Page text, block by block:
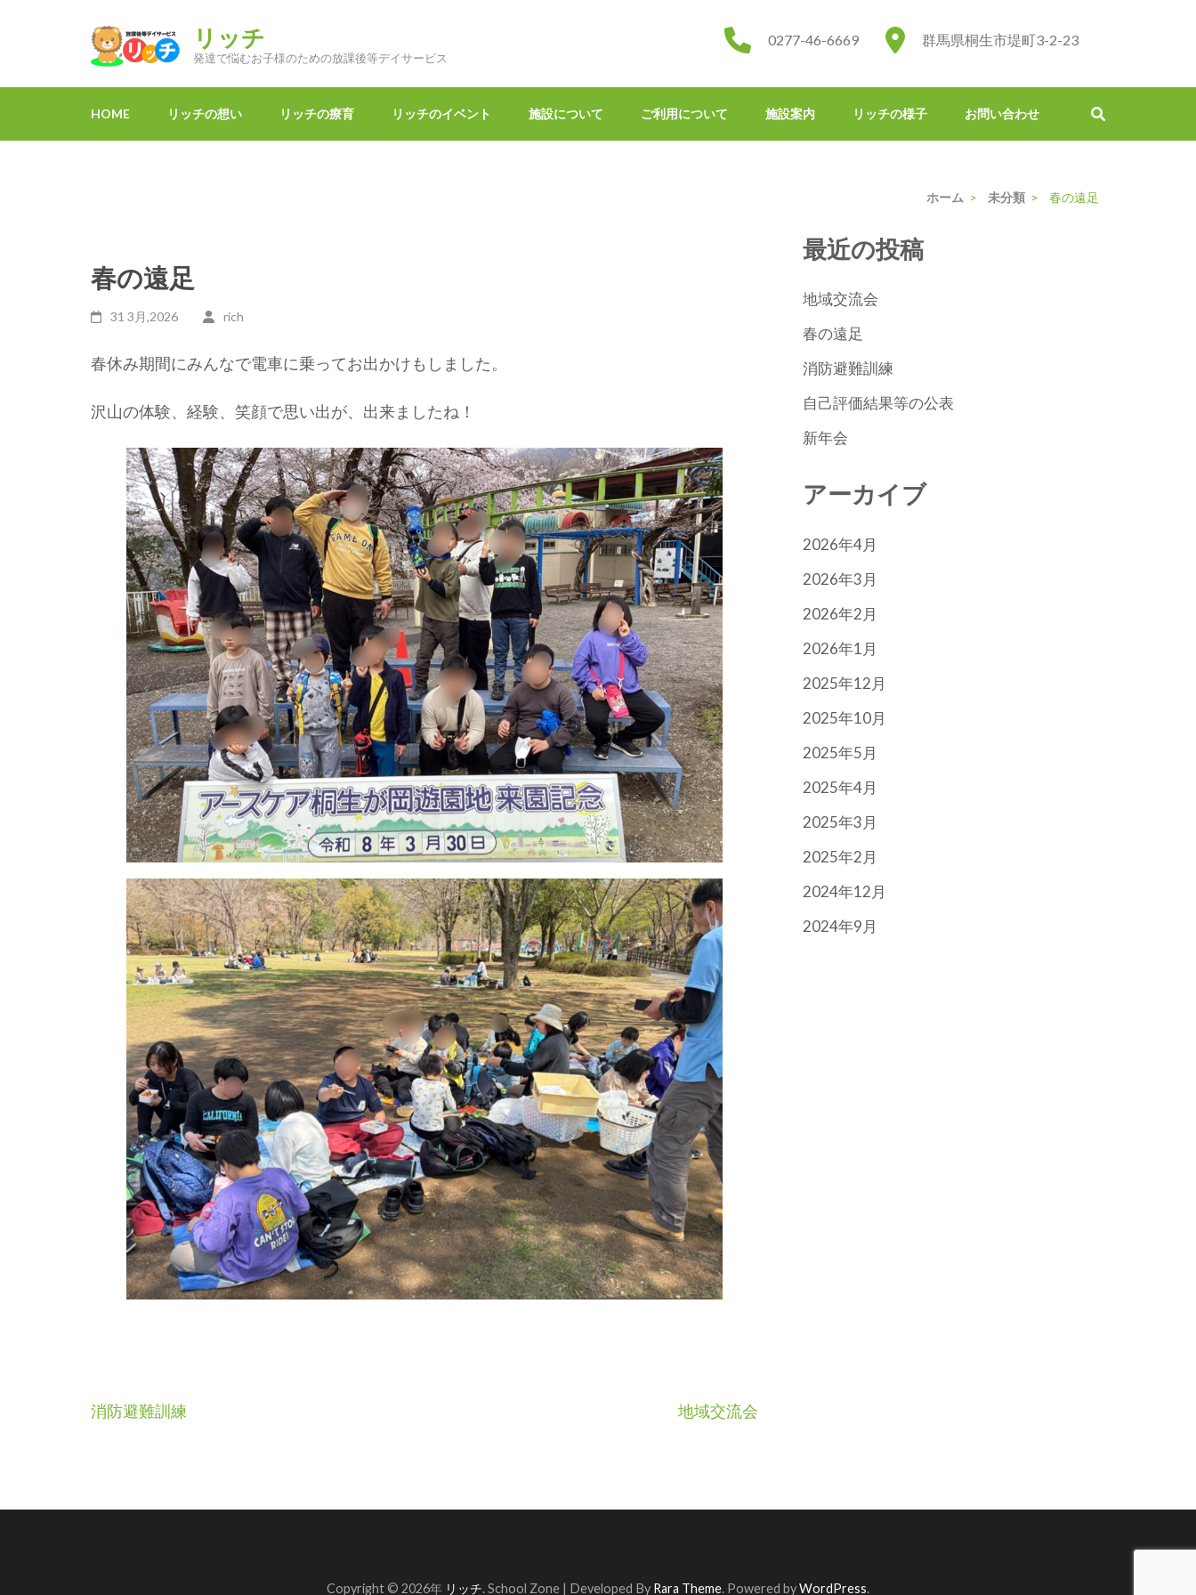
ン
リッチ
発達で悩むお子様のための放課後等デイサービス
群馬県桐生市堤町3-2-23
0277-46-6669
HOME リッチの想い リッチの療育 リッチのイベント 施設について ご利用について 施設案内 リッチの様子 お問い合わせ
ホーム > 未分類 > 春の遠足
春の遠足
31 3月,2026 rich
春休み期間にみんなで電車に乗ってお出かけもしました。
沢山の体験、経験、笑顔で思い出が、出来ましたね！
投
消防避難訓練 地域交流会
最近の投稿
地域交流会
春の遠足
消防避難訓練
自己評価結果等の公表
新年会
アーカイブ
2026年4月
2026年3月
2026年2月
2026年1月
2025年12月
2025年10月
2025年5月
2025年4月
2025年3月
2025年2月
2024年12月
2024年9月
Copyright © 2026年 リッチ.School Zone | Developed By Rara Theme. Powered byWordPress.